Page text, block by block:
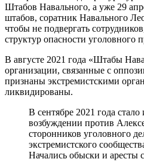
Штабов Навального, а уже 29
штабов, соратник Навального
чтобы не подвергать
структур опасности уголовного
В августе 2021 года «Штабы
организации, связанные с
признаны экстремистскими
ликвидированы.
В сентябре 2021 года стало
возбуждении против
сторонников уголовного
экстремистского
Начались обыски и аресты